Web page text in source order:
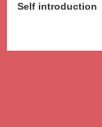
Self introduction